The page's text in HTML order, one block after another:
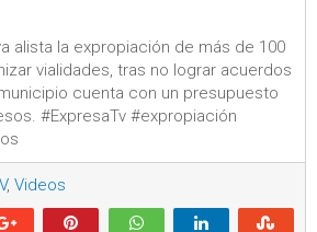
alista la expropiación de más de 100
vialidades, tras no lograr acuerdos
cuenta con un presupuesto
#ExpresaTv #expropiación
, Videos